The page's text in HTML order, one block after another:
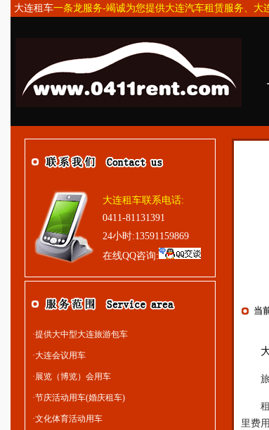
大连租车一条龙服务-竭诚为您提供大连汽车租赁服务、大
大连租车联系电话:
0411-81131391
24小时:13591159869
在线QQ咨询:
·提供大中型大连旅游包车
·大连会议用车
·展览（博览）会用车
·节庆活动用车(婚庆租车)
·文化体育活动用车
当
里费用